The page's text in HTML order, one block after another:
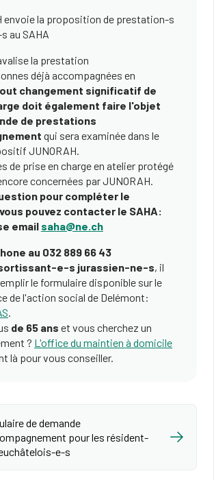
envoie la proposition de prestation-s
au SAHA
la prestation
déjà accompagnées en
changement significatif de
doit également faire l'objet
de prestations
qui sera examinée dans le
JUNORAH.
de prise en charge en atelier protégé
concernées par JUNORAH.
pour compléter le
pouvez contacter le SAHA:
email saha@ne.ch
au 032 889 66 43
e-s jurassien-ne-s, il
le formulaire disponible sur le
de l'action social de Delémont:
.
de 65 ans et vous cherchez un
? L'office du maintien à domicile
là pour vous conseiller.
de demande
pour les résident-
e-s